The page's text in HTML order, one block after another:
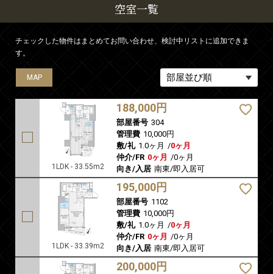
空室一覧
チェックした物件はまとめてお問い合わせ、検討中リストに追加できま
す。
MAP
1LDK - 33.55m2
188,000円
部屋番号 304
管理費 10,000円
敷/礼 1.0ヶ月 /0ヶ月
仲介/FR 0ヶ月 /0ヶ月
向き/入居 南東/即入居可
MAP
1LDK - 33.39m2
195,000円
部屋番号 1102
管理費 10,000円
敷/礼 1.0ヶ月 /0ヶ月
仲介/FR 0ヶ月 /0ヶ月
向き/入居 南東/即入居可
MAP
200,000円